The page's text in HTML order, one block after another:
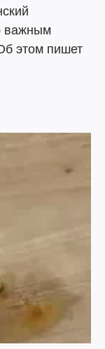
важным
этом пишет